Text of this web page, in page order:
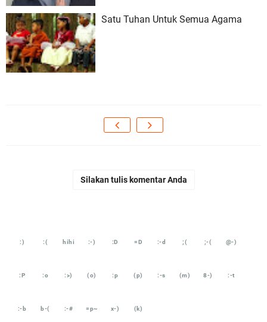
Satu Tuhan Untuk Semua Agama
Silakan tulis komentar Anda
:) :( hihi :-) :D =D :-d ;( ;-( @-)
:P :o :>) (o) :p (p) :-s (m) 8-) :-t
:-b b-( :-# =p~ x-) (k)